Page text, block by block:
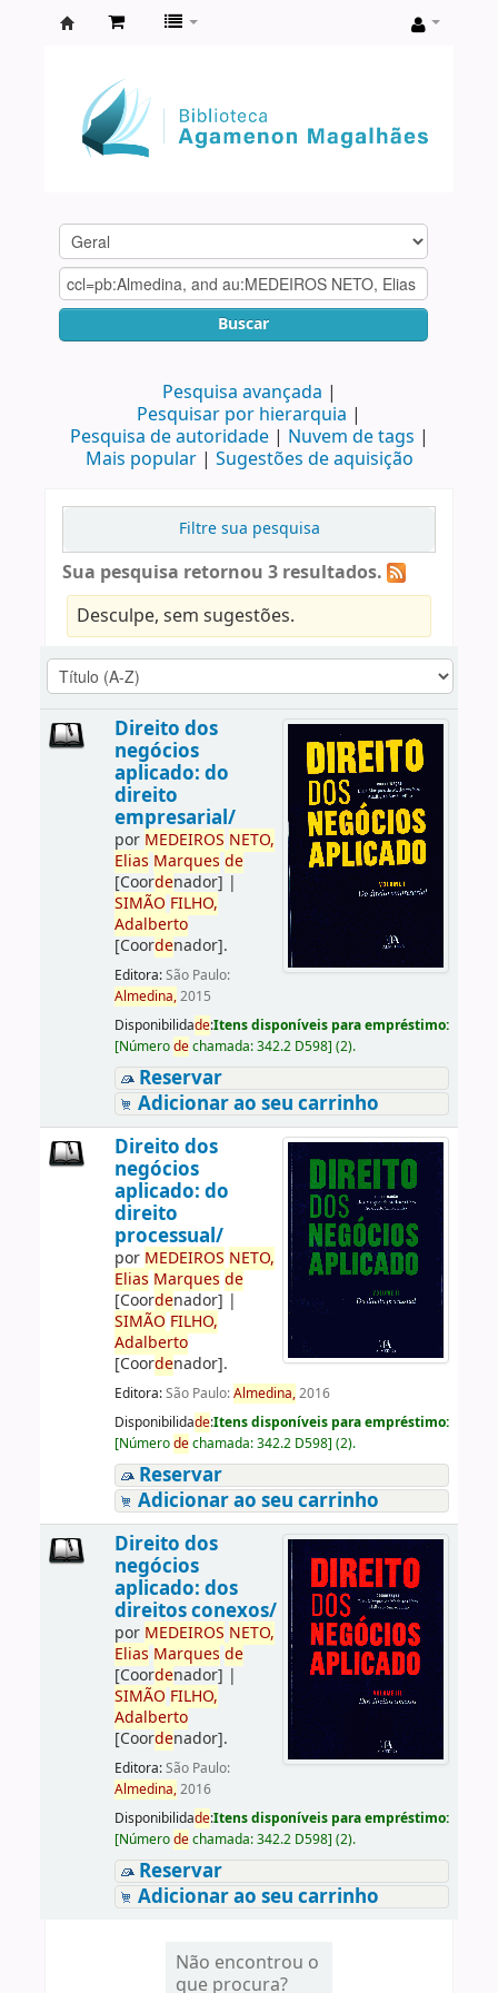
Agamenon
Magalhães
Buscar
Pesquisa avançada
Pesquisar por hierarquia
Pesquisa de autoridade
Nuvem de tags
Mais popular
Sugestões de aquisição
Filtre sua pesquisa
Sua pesquisa retornou 3 resultados.
Desculpe, sem sugestões.
Direito dos
negócios
aplicado: do
direito
empresarial/
por MEDEIROS NETO,
Elias Marques de
[Coordenador] |
SIMÃO FILHO,
Adalberto
[Coordenador].
Editora:São Paulo:
Almedina,2015
Disponibilidade:Itens disponíveis para empréstimo:
[Númerodechamada:342.2 D598] (2).
Reservar
Adicionar ao seu carrinho
Direito dos
negócios
aplicado: do
direito
processual/
por MEDEIROS NETO,
Elias Marques de
[Coordenador] |
SIMÃO FILHO,
Adalberto
[Coordenador].
Editora:São Paulo:Almedina,2016
Disponibilidade:Itens disponíveis para empréstimo:
[Númerodechamada:342.2 D598] (2).
Reservar
Adicionar ao seu carrinho
Direito dos
negócios
aplicado: dos
direitos conexos/
por MEDEIROS NETO,
Elias Marques de
[Coordenador] |
SIMÃO FILHO,
Adalberto
[Coordenador].
Editora:São Paulo:
Almedina,2016
Disponibilidade:Itens disponíveis para empréstimo:
[Númerodechamada:342.2 D598] (2).
Reservar
Adicionar ao seu carrinho
Não encontrou o
que procura?